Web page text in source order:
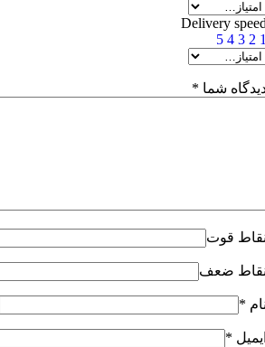
Delivery
2
3
4
5
شما *
قوت
ضعف
*
*